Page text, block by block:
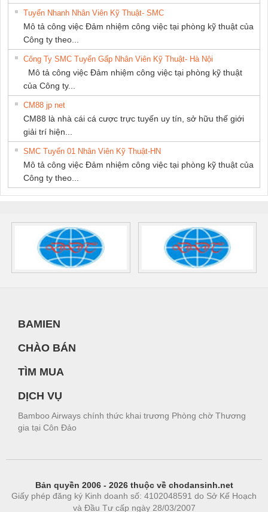
Tuyển Nhanh Nhân Viên Kỹ Thuật- SMC
Mô tả công việc Đảm nhiệm công việc tại phòng kỹ thuật của
Công ty theo...
Công Ty SMC Tuyển Gấp Nhân Viên Kỹ Thuật- Hà Nội
Mô tả công việc Đảm nhiệm công việc tại phòng kỹ thuật
của Công ty...
CM88 jp net
CM88 là nhà cái cá cược trực tuyến uy tín, sở hữu thế giới
giải trí hiện...
SMC Tuyển 01 Nhân Viên Kỹ Thuật-HN
Mô tả công việc Đảm nhiệm công việc tại phòng kỹ thuật của
Công ty theo...
BAMIEN
CHÀO BÁN
TÌM MUA
DỊCH VỤ
Bamboo Airways chính thức khai trương Phòng chờ Thương
gia tại Côn Đảo
Bản quyền 2006 - 2026 thuộc về chodansinh.net
Giấy phép đăng ký Kinh doanh số: 4102048591 do Sở Kế Hoạch
và Đầu Tư cấp ngày 28/03/2007